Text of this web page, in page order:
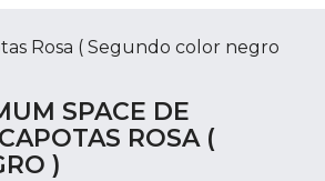
Rosa ( Segundo color negro
SPACE DE
ROSA (
)